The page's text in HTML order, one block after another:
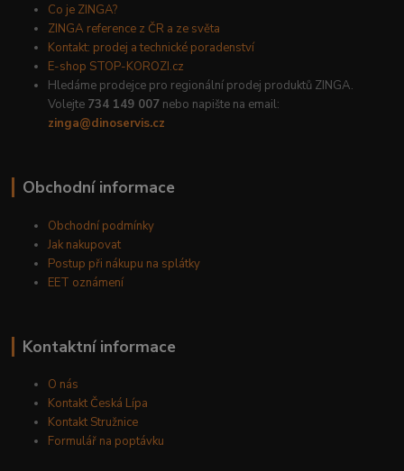
Co je ZINGA?
ZINGA reference z ČR a ze světa
Kontakt: prodej a technické poradenství
E-shop STOP-KOROZI.cz
Hledáme prodejce pro regionální prodej produktů ZINGA.
Volejte 734 149 007 nebo napište na email:
zinga@dinoservis.cz
Obchodní informace
Obchodní podmínky
Jak nakupovat
Postup při nákupu na splátky
EET oznámení
Kontaktní informace
O nás
Kontakt Česká Lípa
Kontakt Stružnice
Formulář na poptávku